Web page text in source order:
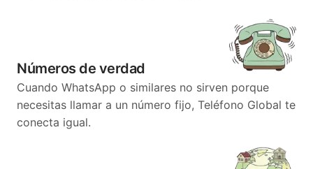
Números de verdad
Cuando WhatsApp o similares no sirven porque
necesitas llamar a un número fijo, Teléfono Global te
conecta igual.